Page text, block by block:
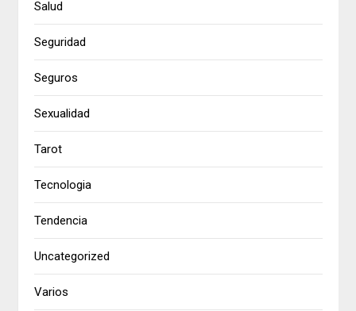
Salud
Seguridad
Seguros
Sexualidad
Tarot
Tecnologia
Tendencia
Uncategorized
Varios